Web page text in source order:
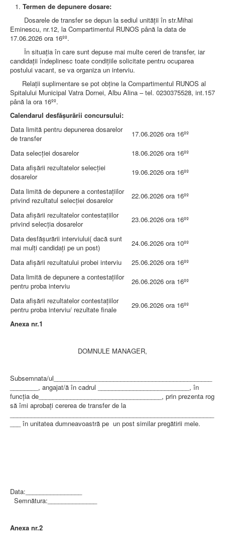
Termen de depunere dosare:
Dosarele de transfer se depun la sediul unităţii în str.Mihai
Eminescu, nr.12, la Compartimentul RUNOS până la data de
17.06.2026 ora 16ºº.
În situația în care sunt depuse mai multe cereri de transfer, iar
candidații îndeplinesc toate condițiile solicitate pentru ocuparea
postului vacant, se va organiza un interviu.
Relaţii suplimentare se pot obţine la Compartimentul RUNOS al
Spitalului Municipal Vatra Dornei, Albu Alina – tel. 0230375528, int.157
până la ora 16ºº.
Calendarul desfăşurării concursului:
Data limită pentru depunerea dosarelor
de transfer
17.06.2026 ora 16ºº
Data selecţiei dosarelor
18.06.2026 ora 16ºº
Data afişării rezultatelor selecţiei
dosarelor
19.06.2026 ora 16ºº
Data limită de depunere a contestaţiilor
privind rezultatul selecţiei dosarelor
22.06.2026 ora 16ºº
Data afişării rezultatelor contestaţiilor
privind selecţia dosarelor
23.06.2026 ora 16ºº
Data desfăşurării interviului( dacă sunt
mai mulți candidați pe un post)
24.06.2026 ora 10ºº
Data afişării rezultatului probei interviu
25.06.2026 ora 16ºº
Data limită de depunere a contestaţiilor
pentru proba interviu
26.06.2026 ora 16ºº
Data afişării rezultatelor contestaţiilor
pentru proba interviu/ rezultate finale
29.06.2026 ora 16ºº
Anexa nr.1
DOMNULE MANAGER,
Subsemnata/ul_____________________________________________
________, angajat/ă în cadrul __________________________, în
funcția de___________________________________, prin prezenta rog
să îmi aprobați cererea de transfer de la
___ în unitatea dumneavoastră pe un post similar pregătirii mele.
Data:________________
Semnătura:______________
Anexa nr.2